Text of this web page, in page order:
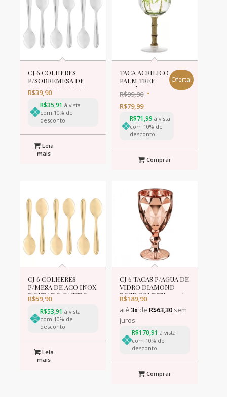
CJ 6 COLHERES
P/SOBREMESA DE
ACO INOX GASTRO
13cm
R$39,90
R$35,91 à vista
com 10% de
desconto
Leia
mais
TACA ACRILICO
PALM TREE
495ml
R$99,90
R$79,99
R$71,99 à vista
com 10% de
desconto
Oferta!
Comprar
CJ 6 COLHERES
P/MESA DE ACO INOX
DOURADO GASTRO
19cm
R$59,90
R$53,91 à vista
com 10% de
desconto
Leia
mais
CJ 6 TACAS P/AGUA DE
VIDRO DIAMOND
ROSE GOLDEN 325ml
R$189,90
até 3xde R$63,30sem
juros
R$170,91 à vista
com 10% de
desconto
Comprar